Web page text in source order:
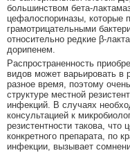
большинством бета-
цефалоспориназы, которые
грамотрицательными
относительно редкие β-
дорипенем.
Распространенность
видов может варьировать в
разное время, поэтому
структуре местной
инфекций. В случаях
консультацией к
резистентности такова, что
конкретного препарата, по
инфекции, вызывает